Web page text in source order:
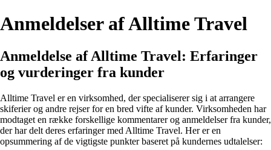
Anmeldelser af Alltime Travel
Anmeldelse af Alltime Travel: Erfaringer
og vurderinger fra kunder
Alltime Travel er en virksomhed, der specialiserer sig i at arrangere
skiferier og andre rejser for en bred vifte af kunder. Virksomheden har
modtaget en række forskellige kommentarer og anmeldelser fra kunder,
der har delt deres erfaringer med Alltime Travel. Her er en
opsummering af de vigtigste punkter baseret på kundernes udtalelser: